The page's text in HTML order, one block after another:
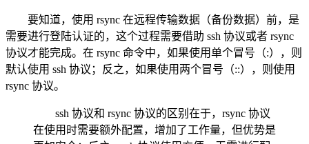
要知道，使用 rsync 在远程传输数据（备份数据）前，是
需要进行登陆认证的，这个过程需要借助 ssh 协议或者 rsync
协议才能完成。在 rsync 命令中，如果使用单个冒号（:），则
默认使用 ssh 协议；反之，如果使用两个冒号（::），则使用
rsync 协议。
ssh 协议和 rsync 协议的区别在于，rsync 协议
在使用时需要额外配置，增加了工作量，但优势是